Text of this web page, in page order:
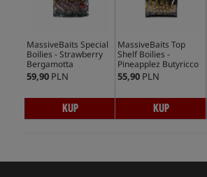
MassiveBaits Special
Boilies - Strawberry
Bergamotta
59,90 PLN
KUP
MassiveBaits Top
Shelf Boilies -
Pineapplez Butyricco
55,90 PLN
KUP